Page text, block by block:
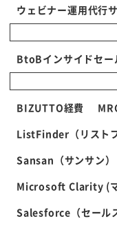
ウェビナー運用代行
BtoBインサイドセー
BIZUTTO経費
ListFinder（リストフ
Sansan（サンサン）
Microsoft Clarity (マ
Salesforce（セール